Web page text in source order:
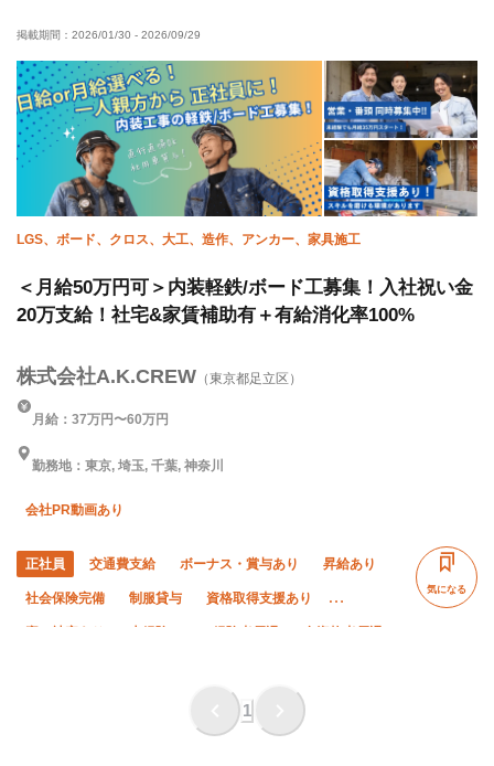
掲載期間： 2026/01/30 - 2026/09/29
LGS、ボード、クロス、大工、造作、アンカー、家具施工
＜月給50万円可＞内装軽鉄/ボード工募集！入社祝い金
20万支給！社宅&家賃補助有＋有給消化率100%
株式会社A.K.CREW （東京都足立区）
月給：37万円〜60万円
勤務地：東京, 埼玉, 千葉, 神奈川
会社PR動画あり
正社員 交通費支給 ボーナス・賞与あり 昇給あり
社会保険完備 制服貸与 資格取得支援あり
気になる
1